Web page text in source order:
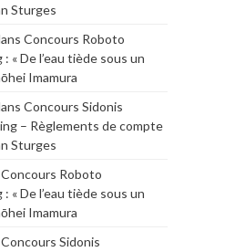
Sturges
Concours Roboto
« De l’eau tiède sous un
Imamura
Concours Sidonis
– Règlements de compte
Sturges
Concours Roboto
« De l’eau tiède sous un
Imamura
Concours Sidonis